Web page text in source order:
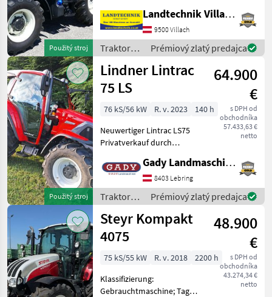
Použitý stroj
km/h, mechanische
Zapfwelle 540/750, 3 DW
Steuergeräte für hinten,
Hydraulik mit zusatz Hub
Landtechnik Villach GmbH
9500 Villach
Traktory /
New
Holland
Prémiový zlatý predajca
Použitý stroj
Lindner Lintrac
75 LS
64.900
€
s DPH od
obchodníka
57.433,63 €
netto
76 kS/56 kW R. v. 2023
140 h
Neuwertiger Lintrac LS75
Privatverkauf durch
Besichtigung wird um eine
Terminvereinbarung
gebeten. Für ein
persönliches
Beratungsgespräch b
Gady Landmaschinen GmbH
8403 Lebring
Traktory /
Lindner
Prémiový zlatý predajca
Steyr Kompakt
4075
48.900
€
s DPH od
obchodníka
43.274,34 €
netto
75 kS/55 kW R. v. 2018
2200 h
Klassifizierung:
Gebrauchtmaschine; Tag